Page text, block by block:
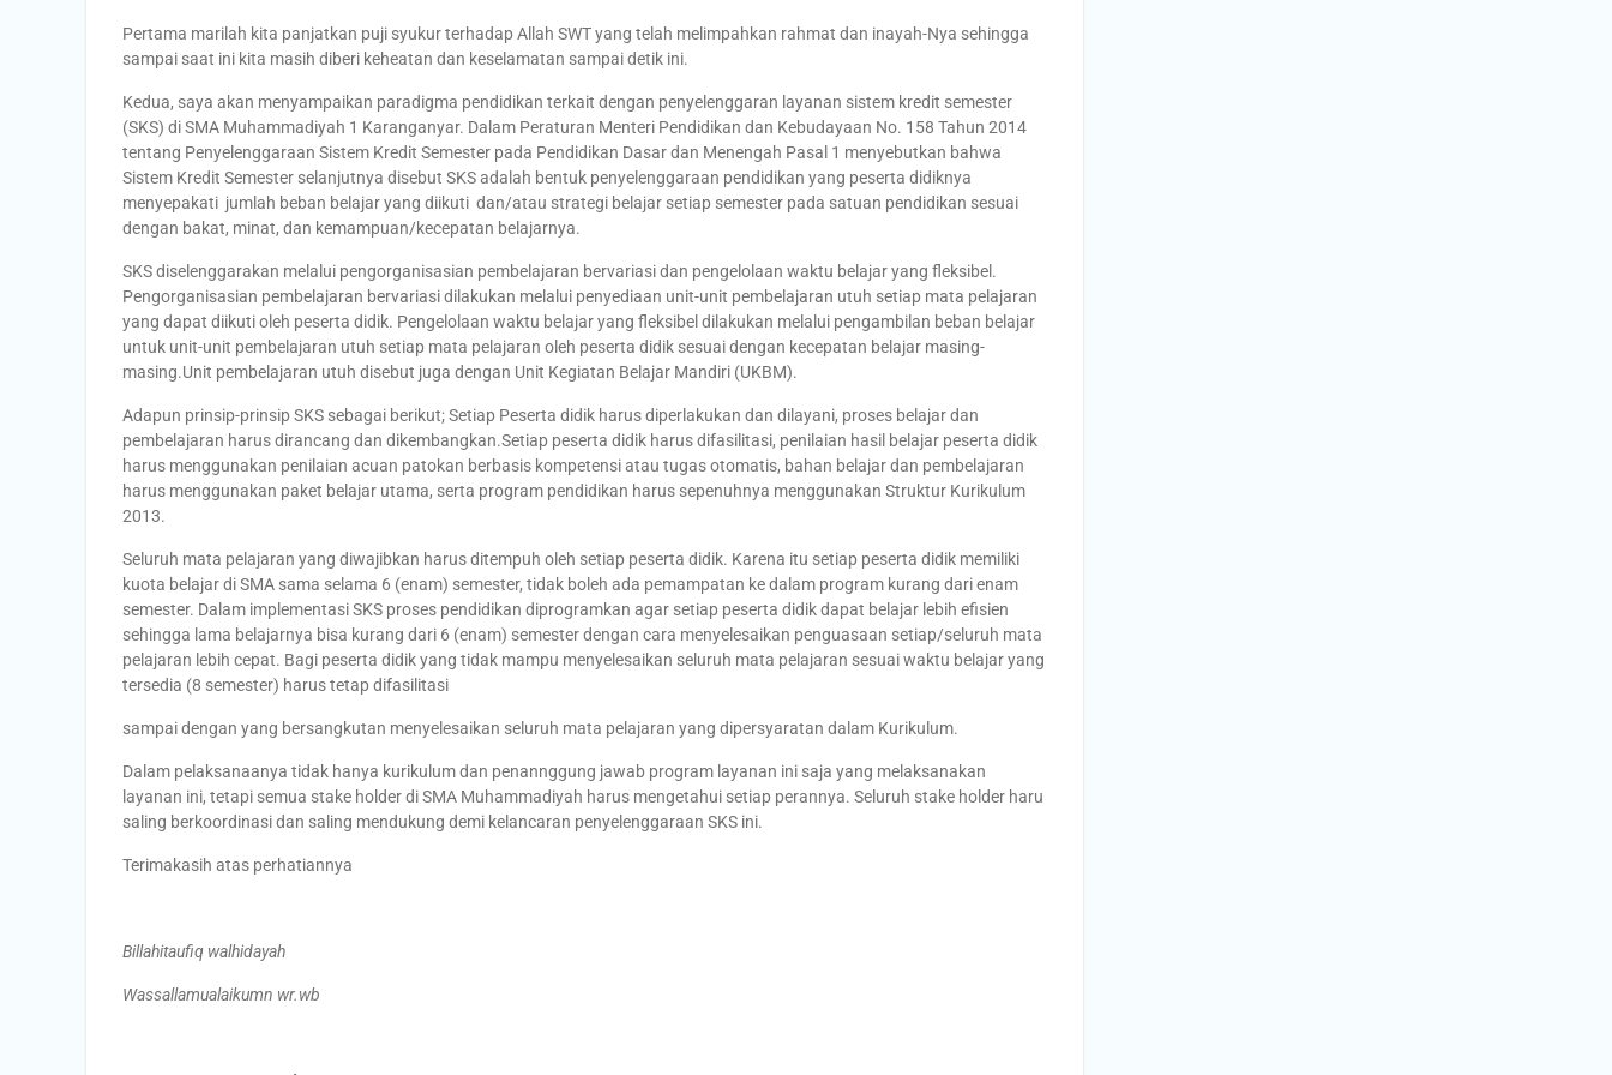
Pertama marilah kita panjatkan puji syukur terhadap Allah SWT yang telah melimpahkan rahmat dan inayah-Nya sehingga
sampai saat ini kita masih diberi keheatan dan keselamatan sampai detik ini.
Kedua, saya akan menyampaikan paradigma pendidikan terkait dengan penyelenggaran layanan sistem kredit semester
(SKS) di SMA Muhammadiyah 1 Karanganyar. Dalam Peraturan Menteri Pendidikan dan Kebudayaan No. 158 Tahun 2014
tentang Penyelenggaraan Sistem Kredit Semester pada Pendidikan Dasar dan Menengah Pasal 1 menyebutkan bahwa
Sistem Kredit Semester selanjutnya disebut SKS adalah bentuk penyelenggaraan pendidikan yang peserta didiknya
menyepakati jumlah beban belajar yang diikuti dan/atau strategi belajar setiap semester pada satuan pendidikan sesuai
dengan bakat, minat, dan kemampuan/kecepatan belajarnya.
SKS diselenggarakan melalui pengorganisasian pembelajaran bervariasi dan pengelolaan waktu belajar yang fleksibel.
Pengorganisasian pembelajaran bervariasi dilakukan melalui penyediaan unit-unit pembelajaran utuh setiap mata pelajaran
yang dapat diikuti oleh peserta didik. Pengelolaan waktu belajar yang fleksibel dilakukan melalui pengambilan beban belajar
untuk unit-unit pembelajaran utuh setiap mata pelajaran oleh peserta didik sesuai dengan kecepatan belajar masing-
masing.Unit pembelajaran utuh disebut juga dengan Unit Kegiatan Belajar Mandiri (UKBM).
Adapun prinsip-prinsip SKS sebagai berikut; Setiap Peserta didik harus diperlakukan dan dilayani, proses belajar dan
pembelajaran harus dirancang dan dikembangkan.Setiap peserta didik harus difasilitasi, penilaian hasil belajar peserta didik
harus menggunakan penilaian acuan patokan berbasis kompetensi atau tugas otomatis, bahan belajar dan pembelajaran
harus menggunakan paket belajar utama, serta program pendidikan harus sepenuhnya menggunakan Struktur Kurikulum
2013.
Seluruh mata pelajaran yang diwajibkan harus ditempuh oleh setiap peserta didik. Karena itu setiap peserta didik memiliki
kuota belajar di SMA sama selama 6 (enam) semester, tidak boleh ada pemampatan ke dalam program kurang dari enam
semester. Dalam implementasi SKS proses pendidikan diprogramkan agar setiap peserta didik dapat belajar lebih efisien
sehingga lama belajarnya bisa kurang dari 6 (enam) semester dengan cara menyelesaikan penguasaan setiap/seluruh mata
pelajaran lebih cepat. Bagi peserta didik yang tidak mampu menyelesaikan seluruh mata pelajaran sesuai waktu belajar yang
tersedia (8 semester) harus tetap difasilitasi
sampai dengan yang bersangkutan menyelesaikan seluruh mata pelajaran yang dipersyaratan dalam Kurikulum.
Dalam pelaksanaanya tidak hanya kurikulum dan penannggung jawab program layanan ini saja yang melaksanakan
layanan ini, tetapi semua stake holder di SMA Muhammadiyah harus mengetahui setiap perannya. Seluruh stake holder haru
saling berkoordinasi dan saling mendukung demi kelancaran penyelenggaraan SKS ini.
Terimakasih atas perhatiannya
Billahitaufiq walhidayah
Wassallamualaikumn wr.wb